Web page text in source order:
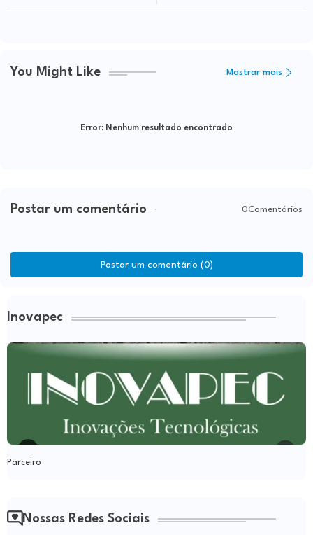
You Might Like Mostrar mais
Error: Nenhum resultado encontrado
Postar um comentário 0Comentários
Postar um comentário (0)
Inovapec
Parceiro
Nossas Redes Sociais